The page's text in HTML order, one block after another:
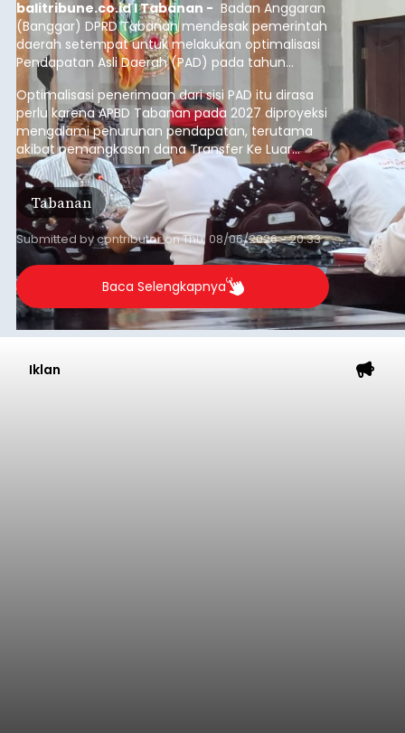
balitribune.co.id I Tabanan - Badan Anggaran
(Banggar) DPRD Tabanan mendesak pemerintah
daerah setempat untuk melakukan optimalisasi
Pendapatan Asli Daerah (PAD) pada tahun
anggaran 2027.
Optimalisasi penerimaan dari sisi PAD itu dirasa
perlu karena APBD Tabanan pada 2027 diproyeksi
mengalami penurunan pendapatan, terutama
akibat pemangkasan dana Transfer Ke Luar
Daerah (TKD) dari pemerintah pusat.
Tabanan
Submitted bycontributoronThu, 08/06/2026 - 20:33
Baca Selengkapnya
Iklan